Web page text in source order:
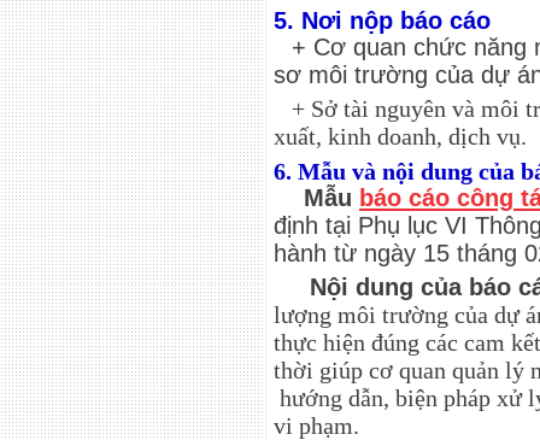
5. Nơi nộp báo cáo
+ Cơ quan chức năng
sơ môi trường của dự
+ Sở tài nguyên và môi
xuất, kinh doanh, dịch vụ.
6. Mẫu và nội dung của
Mẫu báo cáo công
định tại Phụ lục VI
hành từ ngày 15 tháng
Nội dung của báo
lượng môi trường của dự
thực hiện đúng các cam
thời giúp cơ quan quản lý
hướng dẫn, biện pháp xử
vi phạm.